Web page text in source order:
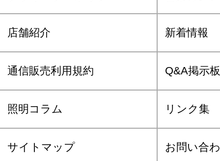
店舗紹介 新着情報
通信販売利用規約 Q&A掲示板
照明コラム リンク集
サイトマップ お問い合